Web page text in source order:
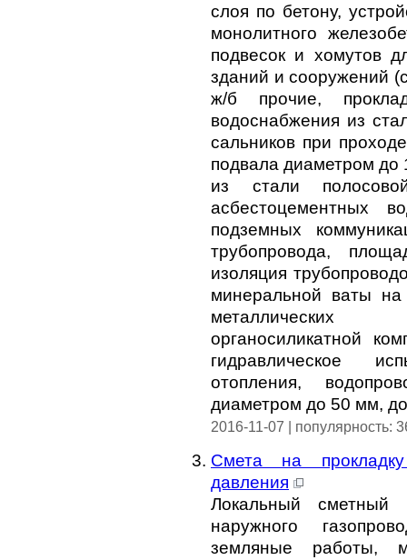
слоя по бетону,
монолитного
подвесок и хомутов
зданий и сооружений
ж/б прочие,
водоснабжения из
сальников при
подвала диаметром до
из стали
асбестоцементных
подземных
трубопровода,
изоляция
минеральной ваты на
металлических
органосиликатной
гидравлическое
отопления,
диаметром до 50 мм,
2016-11-07 | популярность:
Смета на прокладку
давления
Локальный
наружного
земляные работы,